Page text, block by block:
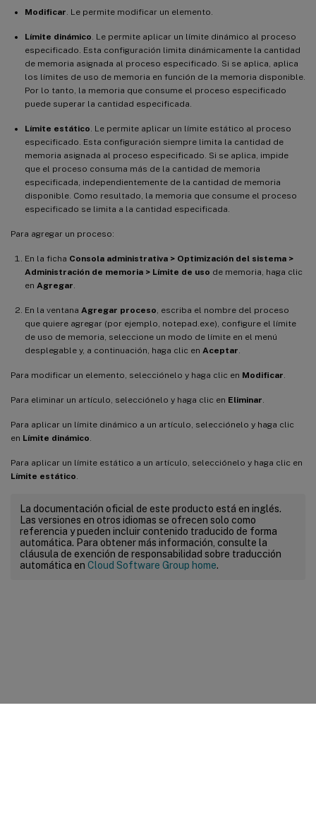
Modificar . Le permite modificar un elemento.
Límite dinámico . Le permite aplicar un límite dinámico al proceso
especificado. Esta configuración limita dinámicamente la cantidad
de memoria asignada al proceso especificado. Si se aplica, aplica
los límites de uso de memoria en función de la memoria disponible.
Por lo tanto, la memoria que consume el proceso especificado
puede superar la cantidad especificada.
Límite estático . Le permite aplicar un límite estático al proceso
especificado. Esta configuración siempre limita la cantidad de
memoria asignada al proceso especificado. Si se aplica, impide
que el proceso consuma más de la cantidad de memoria
especificada, independientemente de la cantidad de memoria
disponible. Como resultado, la memoria que consume el proceso
especificado se limita a la cantidad especificada.
Para agregar un proceso:
En la ficha Consola administrativa > Optimización del sistema >
Administración de memoria > Límite de uso de memoria, haga clic
en Agregar
En la ventana Agregar proceso , escriba el nombre del proceso
que quiere agregar (por ejemplo, notepad.exe), configure el límite
de uso de memoria, seleccione un modo de límite en el menú
desplegable y, a continuación, haga clic en Aceptar
Para modificar un elemento, selecciónelo y haga clic en Modificar
Para eliminar un artículo, selecciónelo y haga clic en Eliminar
Para aplicar un límite dinámico a un artículo, selecciónelo y haga clic
en Límite dinámico
Para aplicar un límite estático a un artículo, selecciónelo y haga clic en
Límite estático
La documentación oficial de este producto está en inglés.
Las versiones en otros idiomas se ofrecen solo como
referencia y pueden incluir contenido traducido de forma
automática. Para obtener más información, consulte la
cláusula de exención de responsabilidad sobre traducción
automática en Cloud Software Group home.